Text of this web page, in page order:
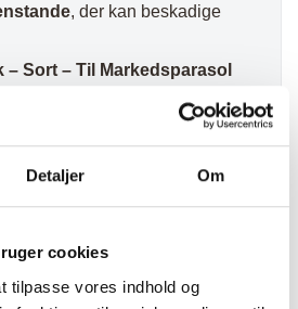
Detaljer Om
cookies
tilpasse vores indhold og
, der kan beskadige
Sort – Til Markedsparasol
, der sikrer, at din parasol
sinstærke
resistens, er dette overtræk
udendørsområder